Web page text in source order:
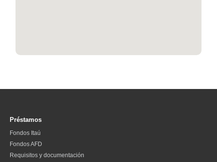
Préstamos
Fondos Itaú
Fondos AFD
Requisitos y documentación